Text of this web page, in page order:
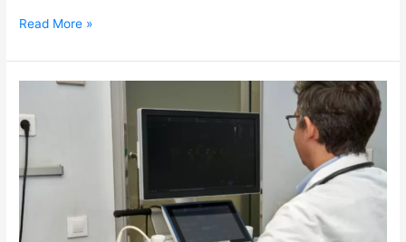
Read More »
Esportiva’t
clubs
nens
a
qui
l’esport
millora